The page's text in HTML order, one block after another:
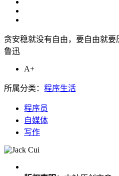
贪安稳就没有自由，要自由就
鲁迅
A+
所属分类： 程序生活
程序员
自媒体
写作